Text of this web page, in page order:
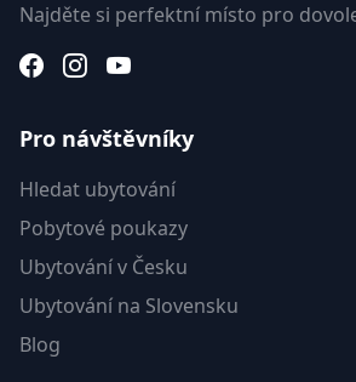
Najděte si perfektní místo pro
Pro návštěvníky
Hledat ubytování
Pobytové poukazy
Ubytování v Česku
Ubytování na Slovensku
Blog